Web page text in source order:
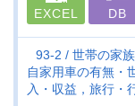
EXCEL DB
93-2
世帯の家
自家用車の有無・
入・収益，旅行・